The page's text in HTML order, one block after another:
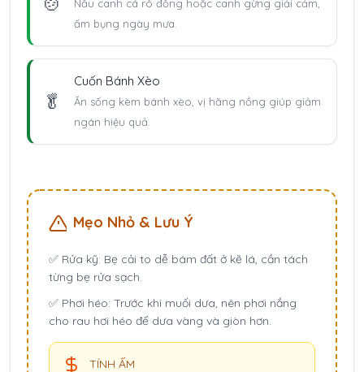
Nấu canh cá rô đồng hoặc canh gừng giải cảm,
ấm bụng ngày mưa.
🥬
Cuốn Bánh Xèo
Ăn sống kèm bánh xèo, vị hăng nồng giúp giảm
ngán hiệu quả.
Mẹo Nhỏ & Lưu Ý
✅ Rửa kỹ: Bẹ cải to dễ bám đất ở kẽ lá, cần tách
từng bẹ rửa sạch.
✅ Phơi héo: Trước khi muối dưa, nên phơi nắng
cho rau hơi héo để dưa vàng và giòn hơn.
TÍNH ẤM